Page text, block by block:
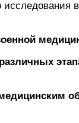
исследования